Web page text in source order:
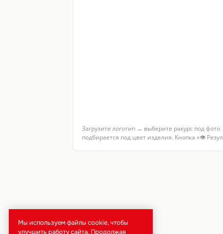
Загрузите логотип → выберите ракурс под
подбирается под цвет изделия. Кнопка «👁
Мы используем файлы cookie, чтобы
улучшить работу сайта. Продолжая